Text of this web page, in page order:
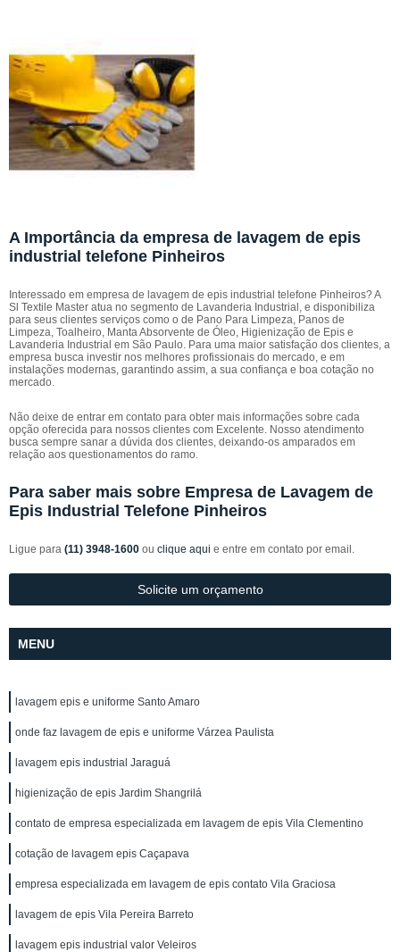
A Importância da empresa de lavagem de epis
industrial telefone Pinheiros
Interessado em empresa de lavagem de epis industrial telefone Pinheiros? A
Sl Textile Master atua no segmento de Lavanderia Industrial, e disponibiliza
para seus clientes serviços como o de Pano Para Limpeza, Panos de
Limpeza, Toalheiro, Manta Absorvente de Óleo, Higienização de Epis e
Lavanderia Industrial em São Paulo. Para uma maior satisfação dos clientes, a
empresa busca investir nos melhores profissionais do mercado, e em
instalações modernas, garantindo assim, a sua confiança e boa cotação no
mercado.
Não deixe de entrar em contato para obter mais informações sobre cada
opção oferecida para nossos clientes com Excelente. Nosso atendimento
busca sempre sanar a dúvida dos clientes, deixando-os amparados em
relação aos questionamentos do ramo.
Para saber mais sobre Empresa de Lavagem de
Epis Industrial Telefone Pinheiros
Ligue para (11) 3948-1600 ou clique aqui e entre em contato por email.
Solicite um orçamento
MENU
lavagem epis e uniforme Santo Amaro
onde faz lavagem de epis e uniforme Várzea Paulista
lavagem epis industrial Jaraguá
higienização de epis Jardim Shangrilá
contato de empresa especializada em lavagem de epis Vila Clementino
cotação de lavagem epis Caçapava
empresa especializada em lavagem de epis contato Vila Graciosa
lavagem de epis Vila Pereira Barreto
lavagem epis industrial valor Veleiros